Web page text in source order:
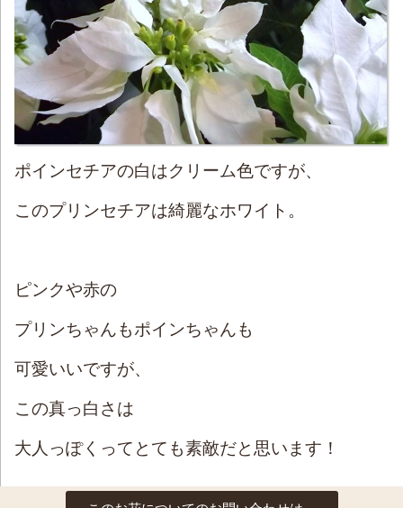
ポインセチアの白はクリーム色ですが、
このプリンセチアは綺麗なホワイト。
ピンクや赤の
プリンちゃんもポインちゃんも
可愛いいですが、
この真っ白さは
大人っぽくってとても素敵だと思います！